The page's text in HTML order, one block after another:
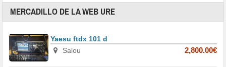
MERCADILLO DE LA WEB URE
Yaesu ftdx 101 d
Salou
2,800.00€